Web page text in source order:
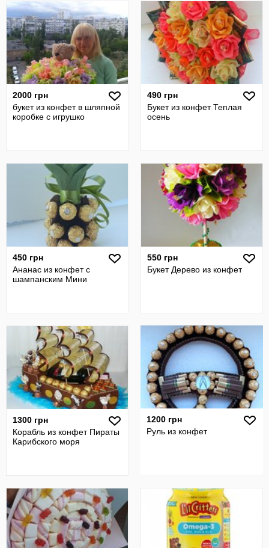
2000 грн
букет из конфет в шляпной
коробке с игрушко
490 грн
Букет из конфет Теплая
осень
450 грн
Ананас из конфет с
шампанским Мини
550 грн
Букет Дерево из конфет
1300 грн
Корабль из конфет Пираты
Карибского моря
1200 грн
Руль из конфет